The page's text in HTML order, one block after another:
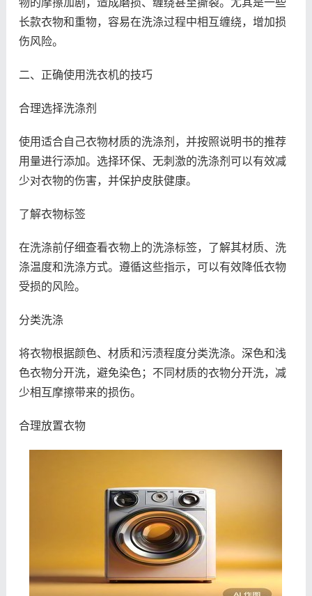
物的摩擦加剧，造成磨损、缠绕甚至撕裂。尤其是一些
长款衣物和重物，容易在洗涤过程中相互缠绕，增加损
伤风险。
二、正确使用洗衣机的技巧
合理选择洗涤剂
使用适合自己衣物材质的洗涤剂，并按照说明书的推荐
用量进行添加。选择环保、无刺激的洗涤剂可以有效减
少对衣物的伤害，并保护皮肤健康。
了解衣物标签
在洗涤前仔细查看衣物上的洗涤标签，了解其材质、洗
涤温度和洗涤方式。遵循这些指示，可以有效降低衣物
受损的风险。
分类洗涤
将衣物根据颜色、材质和污渍程度分类洗涤。深色和浅
色衣物分开洗，避免染色；不同材质的衣物分开洗，减
少相互摩擦带来的损伤。
合理放置衣物